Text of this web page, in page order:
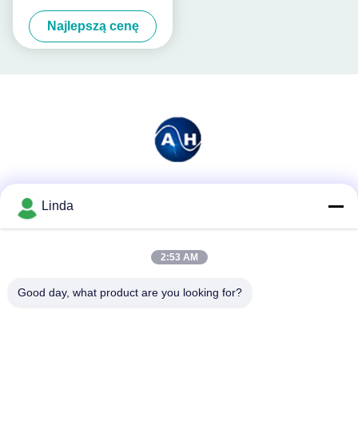
aminokwasami
Najlepszą cenę
Linda
2:53 AM
Good day, what product are you looking for?